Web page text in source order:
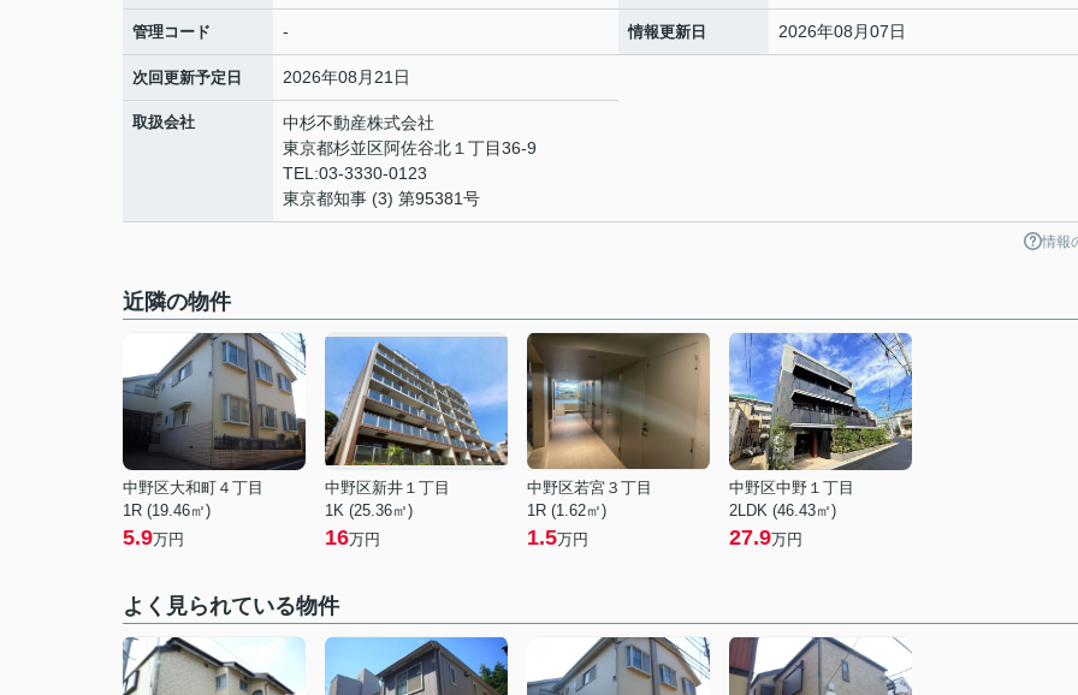
管理コード - 情報更新日 2026年08月07日
次回更新予定日 2026年08月21日
取扱会社
中杉不動産株式会社
東京都杉並区阿佐谷北１丁目36-9
TEL:03-3330-0123
東京都知事 (3) 第95381号
情報
近隣の物件
中野区大和町４丁目
1R (19.46㎡)
5.9万円
中野区新井１丁目
1K (25.36㎡)
16万円
中野区若宮３丁目
1R (1.62㎡)
1.5万円
中野区中野１丁目
2LDK (46.43㎡)
27.9万円
よく見られている物件